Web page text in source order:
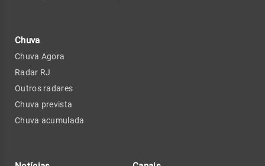
Chuva
Chuva Agora
Radar RJ
Outros radares
Chuva prevista
Chuva acumulada